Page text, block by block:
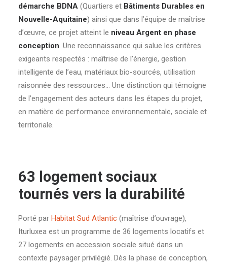
démarche BDNA (Quartiers et Bâtiments Durables en
Nouvelle-Aquitaine) ainsi que dans l’équipe de maîtrise
d’œuvre, ce projet atteint le niveau Argent en phase
conception. Une reconnaissance qui salue les critères
exigeants respectés : maîtrise de l’énergie, gestion
intelligente de l’eau, matériaux bio-sourcés, utilisation
raisonnée des ressources… Une distinction qui témoigne
de l’engagement des acteurs dans les étapes du projet,
en matière de performance environnementale, sociale et
territoriale.
63 logement sociaux
tournés vers la durabilité
Porté par Habitat Sud Atlantic (maîtrise d’ouvrage),
Iturluxea est un programme de 36 logements locatifs et
27 logements en accession sociale situé dans un
contexte paysager privilégié. Dès la phase de conception,